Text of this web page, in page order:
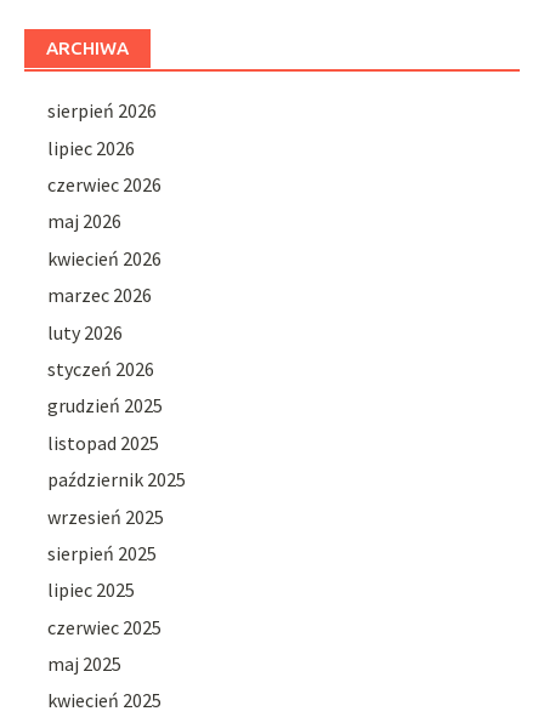
ARCHIWA
sierpień 2026
lipiec 2026
czerwiec 2026
maj 2026
kwiecień 2026
marzec 2026
luty 2026
styczeń 2026
grudzień 2025
listopad 2025
październik 2025
wrzesień 2025
sierpień 2025
lipiec 2025
czerwiec 2025
maj 2025
kwiecień 2025